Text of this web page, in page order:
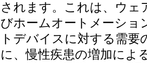
されます。これは、ウェ
びホームオートメーショ
トデバイスに対する需
に、慢性疾患の増加によ